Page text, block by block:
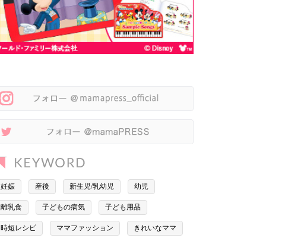
妊娠 産後 新生児/乳幼児 幼児
離乳食 子どもの病気 子ども用品
時短レシピ ママファッション きれいなママ